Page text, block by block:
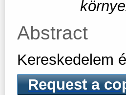
Abstract
Kereskedelem
Request a